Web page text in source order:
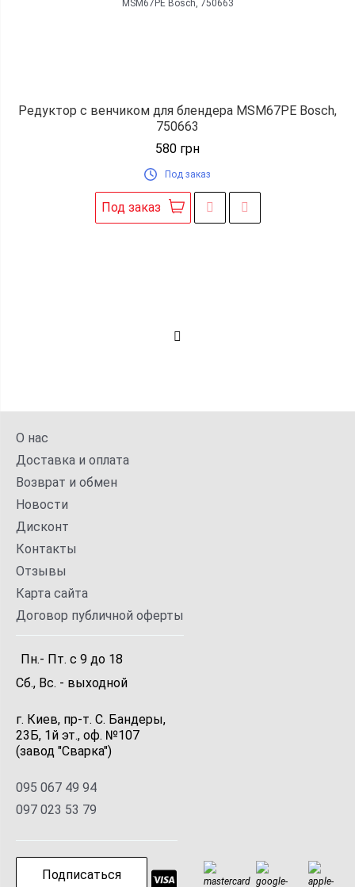
Редуктор с венчиком для блендера MSM67PE Bosch,
750663
580 грн
Под заказ
Под заказ
О нас
Доставка и оплата
Возврат и обмен
Новости
Дисконт
Контакты
Отзывы
Карта сайта
Договор публичной оферты
Пн.- Пт. с 9 до 18
Сб., Вс. - выходной
г. Киев, пр-т. С. Бандеры,
23Б, 1й эт., оф. №107
(завод "Сварка")
095 067 49 94
097 023 53 79
Подписаться